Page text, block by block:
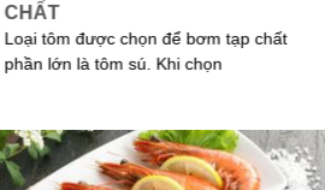
CHẤT
Loại tôm được chọn để bơm tạp chất
phần lớn là tôm sú. Khi chọn